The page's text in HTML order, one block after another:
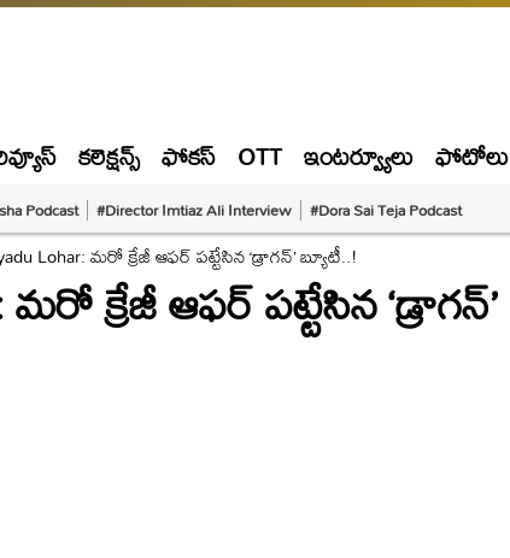
కలెక్షన్స్ ఫోకస్ OTT ఇంటర్వ్యూలు ఫోటోలు
Podcast #Director Imtiaz Ali Interview #Dora Sai Teja Podcast
Lohar: మరో క్రేజీ ఆఫర్ పట్టేసిన ‘డ్రాగన్’ బ్యూటీ..!
మరో క్రేజీ ఆఫర్ పట్టేసిన ‘డ్రాగన్’